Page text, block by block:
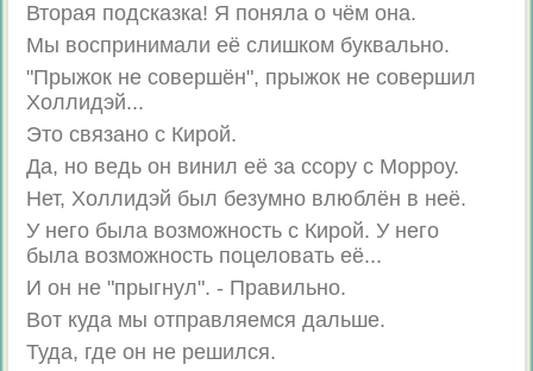
Вторая подсказка! Я поняла о чём она.
Мы воспринимали её слишком буквально.
"Прыжок не совершён", прыжок не совершил
Холлидэй...
Это связано с Кирой.
Да, но ведь он винил её за ссору с Морроу.
Нет, Холлидэй был безумно влюблён в неё.
У него была возможность с Кирой. У него
была возможность поцеловать её...
И он не "прыгнул". - Правильно.
Вот куда мы отправляемся дальше.
Туда, где он не решился.